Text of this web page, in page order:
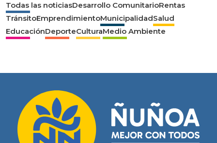
Todas las noticiasDesarrollo ComunitarioRentas
TránsitoEmprendimientoMunicipalidadSalud
EducaciónDeporteCulturaMedio Ambiente